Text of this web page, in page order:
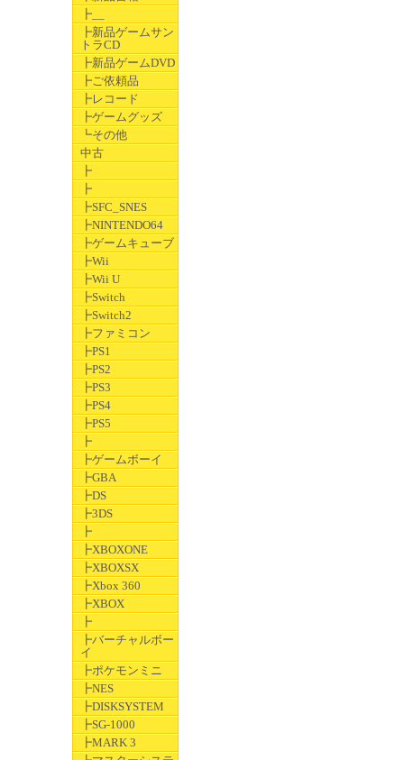
┣__
┣新品ゲームサン
トラCD
┣新品ゲームDVD
┣ご依頼品
┣レコード
┣ゲームグッズ
┗その他
中古
┣
┣
┣SFC_SNES
┣NINTENDO64
┣ゲームキューブ
┣Wii
┣Wii U
┣Switch
┣Switch2
┣ファミコン
┣PS1
┣PS2
┣PS3
┣PS4
┣PS5
┣
┣ゲームボーイ
┣GBA
┣DS
┣3DS
┣
┣XBOXONE
┣XBOXSX
┣Xbox 360
┣XBOX
┣
┣バーチャルボー
イ
┣ポケモンミニ
┣NES
┣DISKSYSTEM
┣SG-1000
┣MARK 3